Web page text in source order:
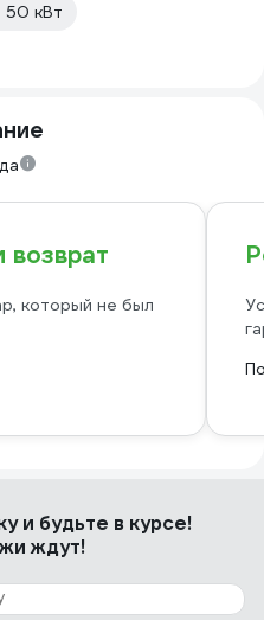
50 кВт
возврат
который не был
и будьте в курсе!
ждут!